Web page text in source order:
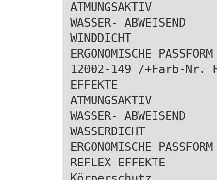
ATMUNGSAKTIV
WASSER- ABWEISEND
WINDDICHT
ERGONOMISCHE PASSFORM
12002-149 /+Farb-Nr.
EFFEKTE
ATMUNGSAKTIV
WASSER- ABWEISEND
WASSERDICHT
ERGONOMISCHE PASSFORM
REFLEX EFFEKTE